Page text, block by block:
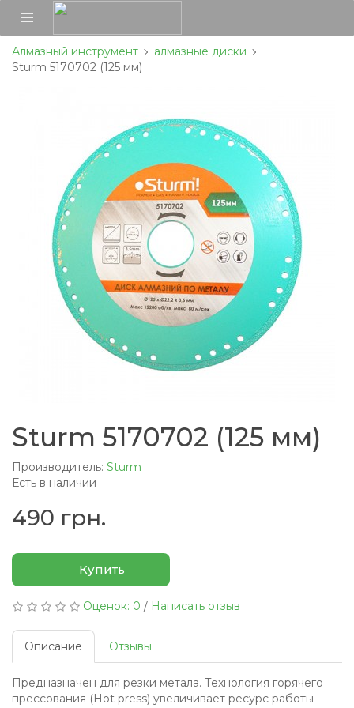
Алмазный инструмент
алмазные диски
Sturm 5170702 (125 мм)
Sturm 5170702 (125 мм)
Производитель: Sturm
Есть в наличии
490 грн.
Купить
Оценок: 0 / Написать отзыв
Описание Отзывы
Предназначен для резки метала. Технология горячего
прессования (Hot press) увеличивает ресурс работы